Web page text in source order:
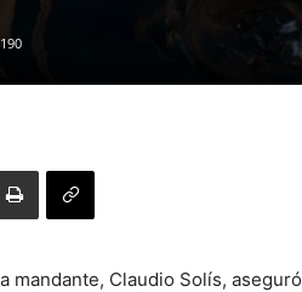
190
mandante, Claudio Solís,